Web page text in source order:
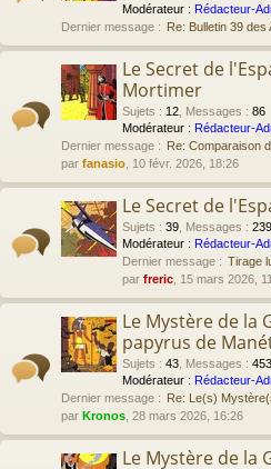
Modérateur : Rédacteur-
Dernier message : Re: Bulletin 39 des
Le Secret de
Mortimer
Sujets : 12 Messages : 86
Modérateur : Rédacteur-
Dernier message : Re: Comparaison
par fanasio , 10 févr. 2026, 18:26
Le Secret de
Sujets : 39 Messages : 239
Modérateur : Rédacteur-
Dernier message : Tirage
par freric , 15 mars 2026,
Le Mystère de la
papyrus de
Sujets : 43 Messages : 453
Modérateur : Rédacteur-
Dernier message : Re: Le(s)
par Kronos , 28 mars 2026, 16:26
Le Mystère de la